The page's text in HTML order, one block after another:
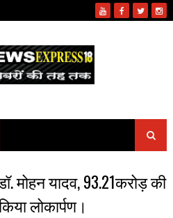
मोहन यादव, 93.21करोड़ की
लोकार्पण।